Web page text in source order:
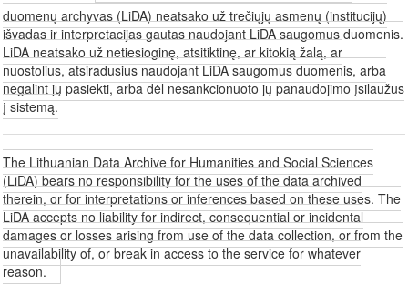
duomenų archyvas (LiDA) neatsako už trečiųjų asmenų (institucijų)
išvadas ir interpretacijas gautas naudojant LiDA saugomus duomenis.
LiDA neatsako už netiesioginę, atsitiktinę, ar kitokią žalą, ar
nuostolius, atsiradusius naudojant LiDA saugomus duomenis, arba
negalint jų pasiekti, arba dėl nesankcionuoto jų panaudojimo įsilaužus
į sistemą.
The Lithuanian Data Archive for Humanities and Social Sciences
(LiDA) bears no responsibility for the uses of the data archived
therein, or for interpretations or inferences based on these uses. The
LiDA accepts no liability for indirect, consequential or incidental
damages or losses arising from use of the data collection, or from the
unavailability of, or break in access to the service for whatever
reason.